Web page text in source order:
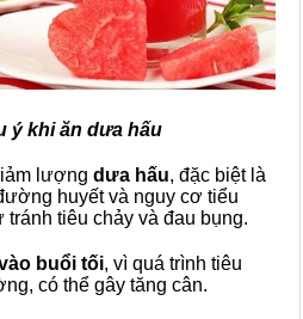
ý khi ăn dưa hấu
lượng dưa hấu, đặc biệt là
huyết và nguy cơ tiểu
tiêu chảy và đau bụng.
buổi tối, vì quá trình tiêu
có thể gây tăng cân.